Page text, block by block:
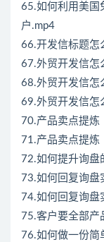
65.如何利用美国
户.mp4
66.开发信标题怎
67.外贸开发信怎
68.外贸开发信怎
69.外贸开发信怎
70.产品卖点提炼
71.产品卖点提炼
72.如何提升询盘
73.如何回复询盘
74.如何回复询盘
75.客户要全部产
76.如何做一份简